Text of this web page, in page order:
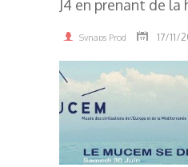
Synaps Prod 17/11/